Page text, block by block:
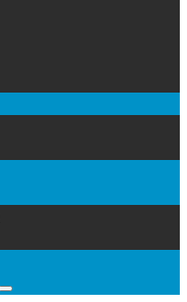
Suchen